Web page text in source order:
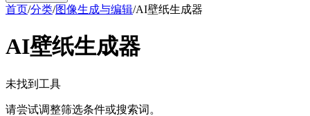
首页/分类/图像生成与编辑/AI壁纸生成器
AI壁纸生成器
未找到工具
请尝试调整筛选条件或搜索词。